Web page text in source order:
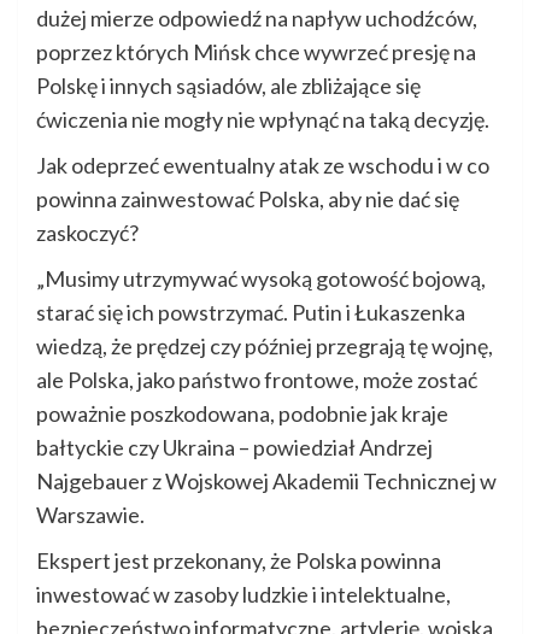
dużej mierze odpowiedź na napływ uchodźców,
poprzez których Mińsk chce wywrzeć presję na
Polskę i innych sąsiadów, ale zbliżające się
ćwiczenia nie mogły nie wpłynąć na taką decyzję.
Jak odeprzeć ewentualny atak ze wschodu i w co
powinna zainwestować Polska, aby nie dać się
zaskoczyć?
„Musimy utrzymywać wysoką gotowość bojową,
starać się ich powstrzymać. Putin i Łukaszenka
wiedzą, że prędzej czy później przegrają tę wojnę,
ale Polska, jako państwo frontowe, może zostać
poważnie poszkodowana, podobnie jak kraje
bałtyckie czy Ukraina – powiedział Andrzej
Najgebauer z Wojskowej Akademii Technicznej w
Warszawie.
Ekspert jest przekonany, że Polska powinna
inwestować w zasoby ludzkie i intelektualne,
bezpieczeństwo informatyczne, artylerię, wojska